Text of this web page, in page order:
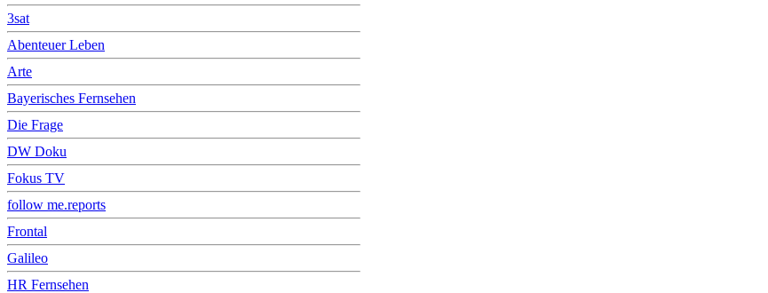
3sat
Abenteuer Leben
Arte
Bayerisches Fernsehen
Die Frage
DW Doku
Fokus TV
follow me.reports
Frontal
Galileo
HR Fernsehen